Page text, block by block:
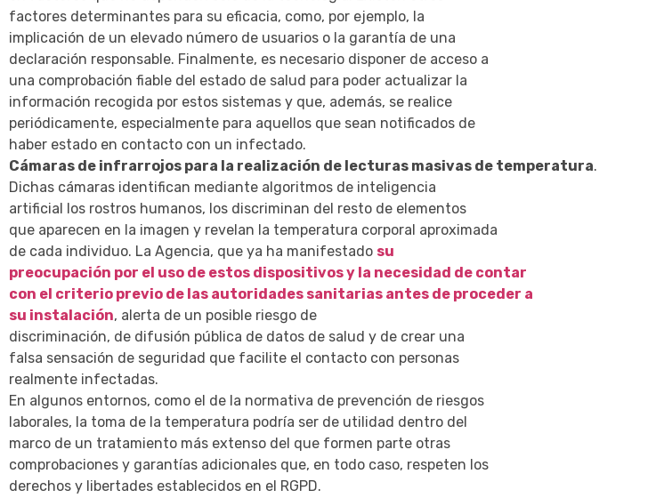
factores determinantes para su eficacia, como, por ejemplo, la
implicación de un elevado número de usuarios o la garantía de una
declaración responsable. Finalmente, es necesario disponer de acceso a
una comprobación fiable del estado de salud para poder actualizar la
información recogida por estos sistemas y que, además, se realice
periódicamente, especialmente para aquellos que sean notificados de
haber estado en contacto con un infectado.
Cámaras de infrarrojos para la realización de lecturas masivas de temperatura.
Dichas cámaras identifican mediante algoritmos de inteligencia
artificial los rostros humanos, los discriminan del resto de elementos
que aparecen en la imagen y revelan la temperatura corporal aproximada
de cada individuo. La Agencia, que ya ha manifestado su
preocupación por el uso de estos dispositivos y la necesidad de contar
con el criterio previo de las autoridades sanitarias antes de proceder a
su instalación, alerta de un posible riesgo de
discriminación, de difusión pública de datos de salud y de crear una
falsa sensación de seguridad que facilite el contacto con personas
realmente infectadas.
En algunos entornos, como el de la normativa de prevención de riesgos
laborales, la toma de la temperatura podría ser de utilidad dentro del
marco de un tratamiento más extenso del que formen parte otras
comprobaciones y garantías adicionales que, en todo caso, respeten los
derechos y libertades establecidos en el RGPD.